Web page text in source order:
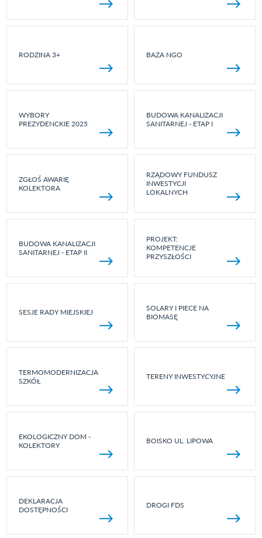
RODZINA 3+ BAZA NGO
WYBORY
PREZYDENCKIE 2025
BUDOWA KANALIZACJI
SANITARNEJ - ETAP I
ZGŁOŚ AWARIĘ
KOLEKTORA
RZĄDOWY FUNDUSZ
INWESTYCJI
LOKALNYCH
BUDOWA KANALIZACJI
SANITARNEJ - ETAP II
PROJEKT:
KOMPETENCJE
PRZYSZŁOŚCI
SESJE RADY MIEJSKIEJ
SOLARY I PIECE NA
BIOMASĘ
TERMOMODERNIZACJA
SZKÓŁ
TERENY INWESTYCYJNE
EKOLOGICZNY DOM -
KOLEKTORY
BOISKO UL. LIPOWA
DEKLARACJA
DOSTĘPNOŚCI
DROGI FDS